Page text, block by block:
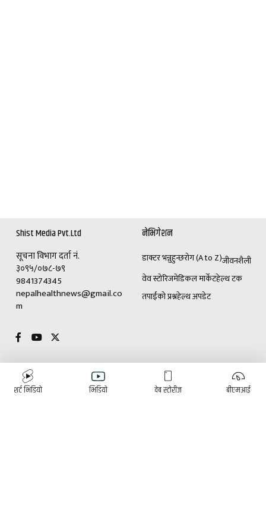
शर्ट भिडियो भिडियो वेब स्टोरीज बीएमआई
Shist Media Pvt.Ltd
सूचना विभाग दर्ता नं.
३०९५/०७८-७९
9841374345
nepalhealthnews@gmail.co
m
नेभिगेशन
डाक्टर भन्नुहुन्छरोग (A to Z)जीवनशैली
वेव स्टोरिजमेडिकल मार्केटहेल्थ टक
तपाईंको प्रश्नहेल्थ अपडेट
विशेष
डाक्टर भन्नुहुन्छ
विज्ञापनका लागि
(+९७७)९८४१३७४३४५